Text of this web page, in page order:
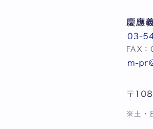
慶應
03-
FAX
m-
〒
※土・